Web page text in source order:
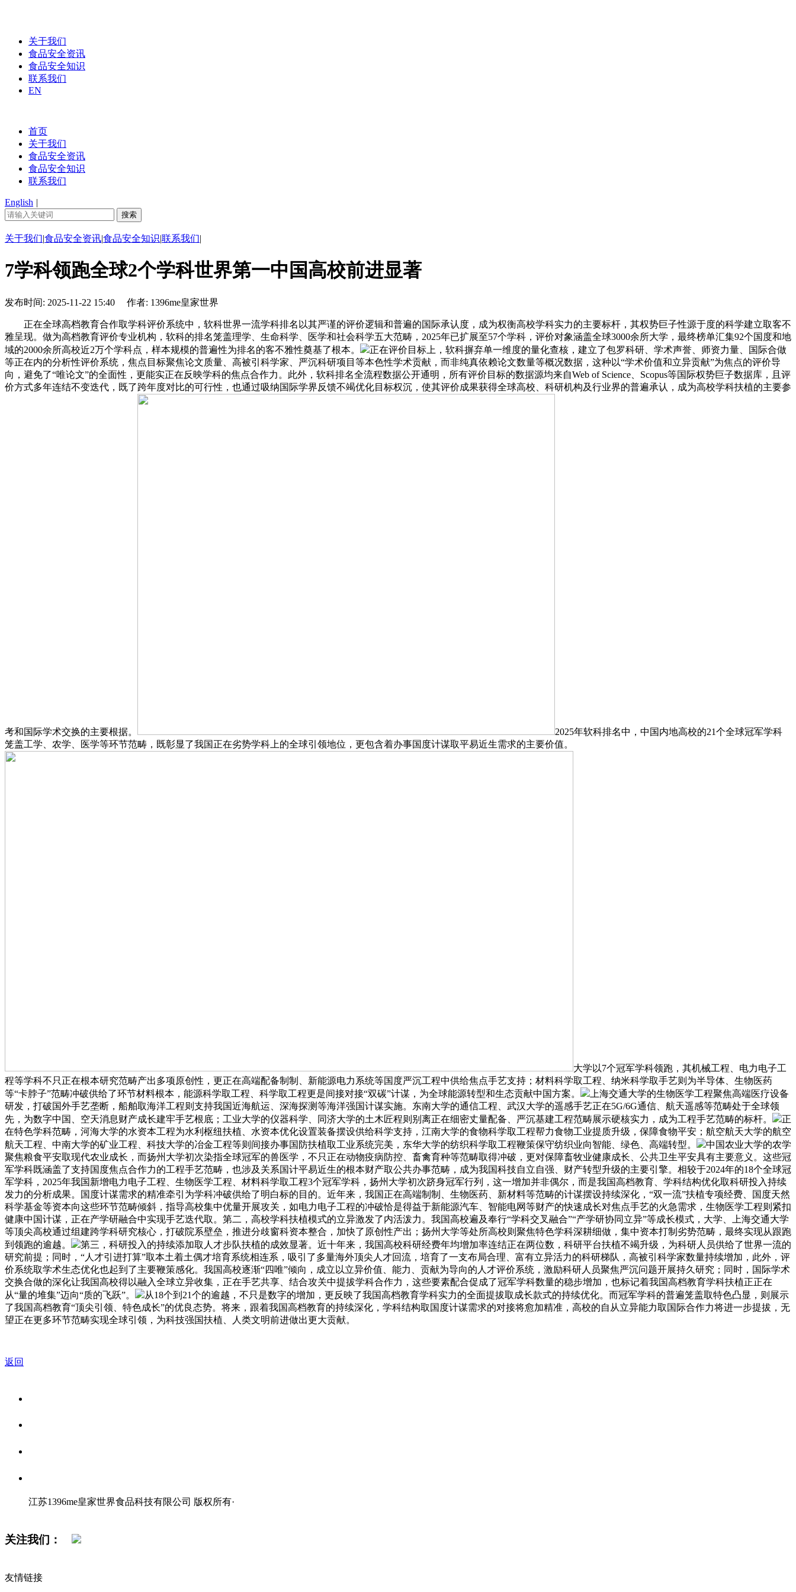
关于我们
食品安全资讯
食品安全知识
联系我们
EN
首页
关于我们
食品安全资讯
食品安全知识
联系我们
English |
关于我们|食品安全资讯|食品安全知识|联系我们|
7学科领跑全球2个学科世界第一中国高校前进显著
发布时间: 2025-11-22 15:40 作者: 1396me皇家世界
正在全球高档教育合作取学科评价系统中，软科世界一流学科排名以其严谨的评价逻辑和普遍的国际承认度，成为权衡高校学科实力的主要标杆，其权势巨子性源于度的科学建立取客不
雅呈现。做为高档教育评价专业机构，软科的排名笼盖理学、生命科学、医学和社会科学五大范畴，2025年已扩展至57个学科，评价对象涵盖全球3000余所大学，最终榜单汇集92个国度和地
域的2000余所高校近2万个学科点，样本规模的普遍性为排名的客不雅性奠基了根本。
正在评价目标上，软科摒弃单一维度的量化查核，建立了包罗科研、学术声誉、师资力量、国际合做
等正在内的分析性评价系统，焦点目标聚焦论文质量、高被引科学家、严沉科研项目等本色性学术贡献，而非纯真依赖论文数量等概况数据，这种以“学术价值和立异贡献”为焦点的评价导
向，避免了“唯论文”的全面性，更能实正在反映学科的焦点合作力。此外，软科排名全流程数据公开通明，所有评价目标的数据源均来自Web of Science、Scopus等国际权势巨子数据库，且评
价方式多年连结不变迭代，既了跨年度对比的可行性，也通过吸纳国际学界反馈不竭优化目标权沉，使其评价成果获得全球高校、科研机构及行业界的普遍承认，成为高校学科扶植的主要参
考和国际学术交换的主要根据。
2025年软科排名中，中国内地高校的21个全球冠军学科
笼盖工学、农学、医学等环节范畴，既彰显了我国正在劣势学科上的全球引领地位，更包含着办事国度计谋取平易近生需求的主要价值。
大学以7个冠军学科领跑，其机械工程、电力电子工
程等学科不只正在根本研究范畴产出多项原创性，更正在高端配备制制、新能源电力系统等国度严沉工程中供给焦点手艺支持；材料科学取工程、纳米科学取手艺则为半导体、生物医药
等“卡脖子”范畴冲破供给了环节材料根本，能源科学取工程、科学取工程更是间接对接“双碳”计谋，为全球能源转型和生态贡献中国方案。
上海交通大学的生物医学工程聚焦高端医疗设备
研发，打破国外手艺垄断，船舶取海洋工程则支持我国近海航运、深海探测等海洋强国计谋实施。东南大学的通信工程、武汉大学的遥感手艺正在5G/6G通信、航天遥感等范畴处于全球领
先，为数字中国、空天消息财产成长建牢手艺根底；工业大学的仪器科学、同济大学的土木匠程则别离正在细密丈量配备、严沉基建工程范畴展示硬核实力，成为工程手艺范畴的标杆。
正
在特色学科范畴，河海大学的水资本工程为水利枢纽扶植、水资本优化设置装备摆设供给科学支持，江南大学的食物科学取工程帮力食物工业提质升级，保障食物平安；航空航天大学的航空
航天工程、中南大学的矿业工程、科技大学的冶金工程等则间接办事国防扶植取工业系统完美，东华大学的纺织科学取工程鞭策保守纺织业向智能、绿色、高端转型。
中国农业大学的农学
聚焦粮食平安取现代农业成长，而扬州大学初次染指全球冠军的兽医学，不只正在动物疫病防控、畜禽育种等范畴取得冲破，更对保障畜牧业健康成长、公共卫生平安具有主要意义。这些冠
军学科既涵盖了支持国度焦点合作力的工程手艺范畴，也涉及关系国计平易近生的根本财产取公共办事范畴，成为我国科技自立自强、财产转型升级的主要引擎。相较于2024年的18个全球冠
军学科，2025年我国新增电力电子工程、生物医学工程、材料科学取工程3个冠军学科，扬州大学初次跻身冠军行列，这一增加并非偶尔，而是我国高档教育、学科结构优化取科研投入持续
发力的分析成果。国度计谋需求的精准牵引为学科冲破供给了明白标的目的。近年来，我国正在高端制制、生物医药、新材料等范畴的计谋摆设持续深化，“双一流”扶植专项经费、国度天然
科学基金等资本向这些环节范畴倾斜，指导高校集中优量开展攻关，如电力电子工程的冲破恰是得益于新能源汽车、智能电网等财产的快速成长对焦点手艺的火急需求，生物医学工程则紧扣
健康中国计谋，正在产学研融合中实现手艺迭代取。第二，高校学科扶植模式的立异激发了内活泼力。我国高校遍及奉行“学科交叉融合”“产学研协同立异”等成长模式，大学、上海交通大学
等顶尖高校通过组建跨学科研究核心，打破院系壁垒，推进分歧窗科资本整合，加快了原创性产出；扬州大学等处所高校则聚焦特色学科深耕细做，集中资本打制劣势范畴，最终实现从跟跑
到领跑的逾越。
第三，科研投入的持续添加取人才步队扶植的成效显著。近十年来，我国高校科研经费年均增加率连结正在两位数，科研平台扶植不竭升级，为科研人员供给了世界一流的
研究前提；同时，“人才引进打算”取本土着土偶才培育系统相连系，吸引了多量海外顶尖人才回流，培育了一支布局合理、富有立异活力的科研梯队，高被引科学家数量持续增加，此外，评
价系统取学术生态优化也起到了主要鞭策感化。我国高校逐渐“四唯”倾向，成立以立异价值、能力、贡献为导向的人才评价系统，激励科研人员聚焦严沉问题开展持久研究；同时，国际学术
交换合做的深化让我国高校得以融入全球立异收集，正在手艺共享、结合攻关中提拔学科合作力，这些要素配合促成了冠军学科数量的稳步增加，也标记着我国高档教育学科扶植正正在
从“量的堆集”迈向“质的飞跃”。
从18个到21个的逾越，不只是数字的增加，更反映了我国高档教育学科实力的全面提拔取成长款式的持续优化。而冠军学科的普遍笼盖取特色凸显，则展示
了我国高档教育“顶尖引领、特色成长”的优良态势。将来，跟着我国高档教育的持续深化，学科结构取国度计谋需求的对接将愈加精准，高校的自从立异能力取国际合作力将进一步提拔，无
望正在更多环节范畴实现全球引领，为科技强国扶植、人类文明前进做出更大贡献。
返回
江苏1396me皇家世界食品科技有限公司 版权所有·
关注我们：
友情链接